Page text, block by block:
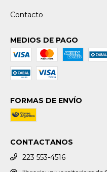
Contacto
MEDIOS DE PAGO
FORMAS DE ENVÍO
CONTACTANOS
223 553-4516